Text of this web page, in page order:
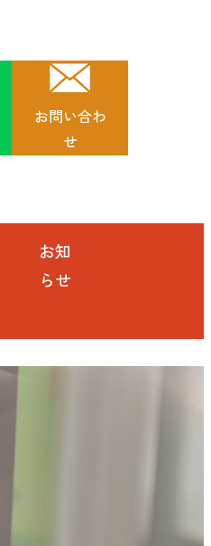
お問い合わ
せ
お知
らせ